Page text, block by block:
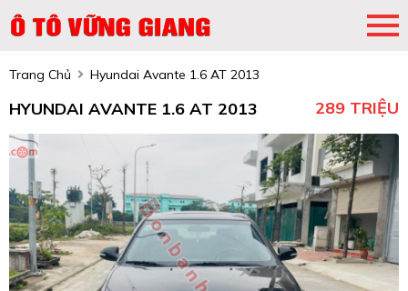
Trang Chủ Hyundai Avante 1.6 AT 2013
HYUNDAI AVANTE 1.6 AT 2013 289 TRIỆU